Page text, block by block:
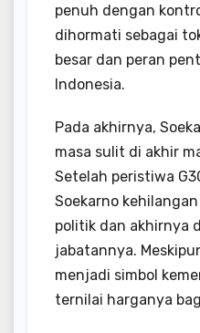
penuh dengan
dihormati sebagai
besar dan peran
Indonesia.
Pada akhirnya,
masa sulit di akhir
Setelah peristiwa
Soekarno
politik dan akhirnya
jabatannya.
menjadi simbol
ternilai harganya